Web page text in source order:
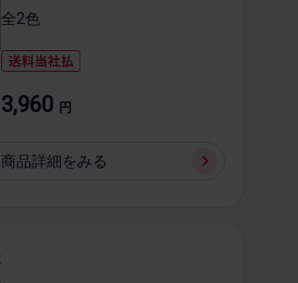
全2​色
3,960 円
商品詳細を​みる